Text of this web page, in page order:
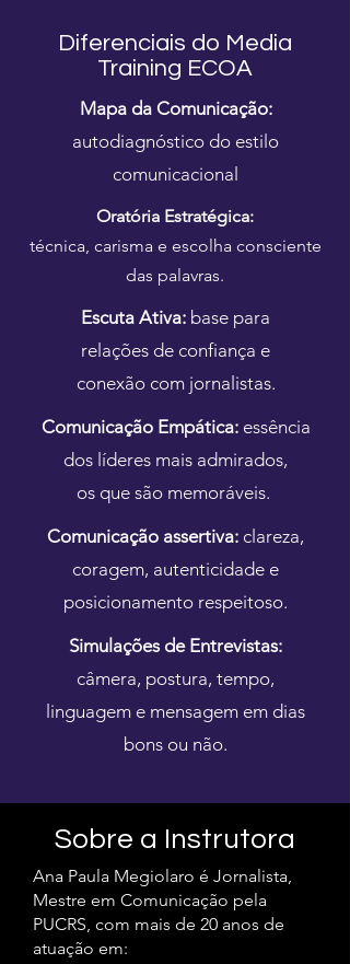
Diferenciais do Media
Training ECOA
Mapa da Comunicação:
autodiagnóstico do estilo
comunicacional
Oratória Estratégica:
técnica, carisma e escolha consciente
das palavras.
Escuta Ativa: base para
relações de confiança e
conexão com jornalistas.
Comunicação Empática: essência
dos líderes mais admirados,
os que são memoráveis.
Comunicação assertiva: c lareza,
coragem, autenticidade e
posicionamento respeitoso.
Simulações de Entrevistas:
câmera, postura, tempo,
linguagem e mensagem em dias
bons ou não.
Sobre a Instrutora
Ana Paula Megiolaro é Jornalista,
Mestre em Comunicação pela
PUCRS, com mais de 20 anos de
atuação em: